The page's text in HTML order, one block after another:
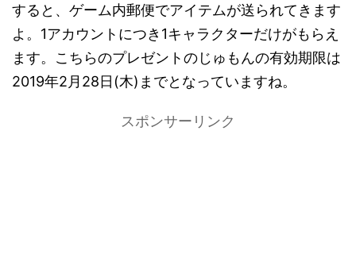
すると、ゲーム内郵便でアイテムが送られてきます
よ。1アカウントにつき1キャラクターだけがもらえ
ます。こちらのプレゼントのじゅもんの有効期限は
2019年2月28日(木)までとなっていますね。
スポンサーリンク